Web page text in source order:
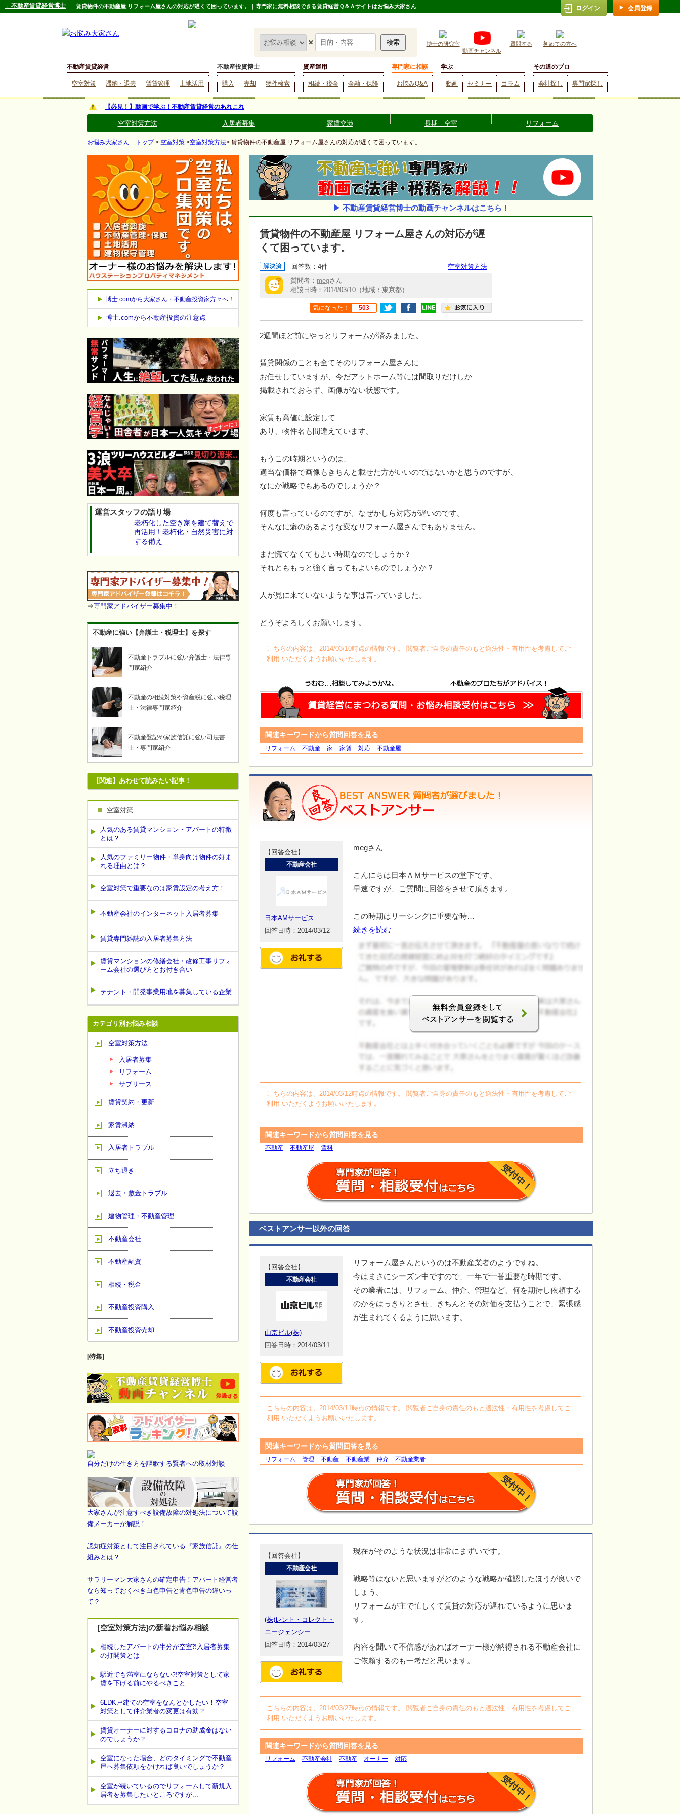
賃貸物件の不動産屋 リフォーム屋さんの対応が遅くて困っています。｜専門家に無料相談できる賃貸経営Ｑ＆Ａサイトはお悩み大家さん
×
博士の研究室
動画チャンネル
質問する 初めての方へ
不動産賃貸経営
空室対策 滞納・退去 賃貸管理 土地活用
不動産投資博士
購入 売却 物件検索
資産運用
相続・税金 金融・保険
専門家に相談
お悩みQ&A
学ぶ
動画 セミナー コラム
その道のプロ
会社探し 専門家探し
←不動産賃貸経営博士 ログイン 会員登録
【必見！】動画で学ぶ！不動産賃貸経営のあれこれ
空室対策方法 入居者募集 家賃交渉 長期 空室 リフォーム
お悩み大家さん トップ> 空室対策 >空室対策方法> 賃貸物件の不動産屋 リフォーム屋さんの対応が遅くて困っています。
▶ 不動産賃貸経営博士の動画チャンネルはこちら！
賃貸物件の不動産屋 リフォーム屋さんの対応が遅
くて困っています。
回答数：4件
空室対策方法
質問者： megさん
相談日時：2014/03/10（地域：東京都）
気になった！ 503
2週間ほど前にやっとリフォームが済みました。
賃貸関係のことも全てそのリフォーム屋さんに
お任せしていますが、今だアットホーム等には間取りだけしか
掲載されておらず、画像がない状態です。
家賃も高値に設定して
あり、物件名も間違えています。
もうこの時期というのは、
適当な価格で画像もきちんと載せた方がいいのではないかと思うのですが、
なにか戦略でもあるのでしょうか？
何度も言っているのですが、なぜかしら対応が遅いのです。
そんなに癖のあるような変なリフォーム屋さんでもありません。
まだ慌てなくてもよい時期なのでしょうか？
それとももっと強く言ってもよいものでしょうか？
人が見に来ていないような事は言っていました。
どうぞよろしくお願いします。
こちらの内容は、2014/03/10時点の情報です。 閲覧者ご自身の責任のもと適法性・有用性を考慮してご
利用 いただくようお願いいたします。
関連キーワードから質問回答を見る
リフォーム 不動産 家 家賃 対応 不動産屋
【回答会社】
不動産会社
日本AMサービス
回答日時：2014/03/12
megさん
こんにちは日本ＡＭサービスの堂下です。
早速ですが、ご質問に回答をさせて頂きます。
この時期はリーシングに重要な時…
続きを読む
ログイン
こちらの内容は、2014/03/12時点の情報です。 閲覧者ご自身の責任のもと適法性・有用性を考慮してご
利用 いただくようお願いいたします。
関連キーワードから質問回答を見る
不動産 不動産屋 賃料
ベストアンサー以外の回答
【回答会社】
不動産会社
山京ビル(株)
回答日時：2014/03/11
リフォーム屋さんというのは不動産業者のようですね。
今はまさにシーズン中ですので、一年で一番重要な時期です。
その業者には、リフォーム、仲介、管理など、何を期待し依頼する
のかをはっきりとさせ、きちんとその対価を支払うことで、緊張感
が生まれてくるように思います。
こちらの内容は、2014/03/11時点の情報です。 閲覧者ご自身の責任のもと適法性・有用性を考慮してご
利用 いただくようお願いいたします。
関連キーワードから質問回答を見る
リフォーム 管理 不動産 不動産業 仲介 不動産業者
【回答会社】
不動産会社
(株)レント・コレクト・
エージェンシー
回答日時：2014/03/27
現在がそのような状況は非常にまずいです。
戦略等はないと思いますがどのような戦略か確認したほうが良いで
しょう。
リフォームが主で忙しくて賃貸の対応が遅れているように思いま
す。
内容を聞いて不信感があればオーナー様が納得される不動産会社に
ご依頼するのも一考だと思います。
こちらの内容は、2014/03/27時点の情報です。 閲覧者ご自身の責任のもと適法性・有用性を考慮してご
利用 いただくようお願いいたします。
関連キーワードから質問回答を見る
リフォーム 不動産会社 不動産 オーナー 対応
博士.comから大家さん・不動産投資家方々へ！
博士.comから不動産投資の注意点
運営スタッフの語り場
老朽化した空き家を建て替えで
再活用！老朽化・自然災害に対
する備え
⇒専門家アドバイザー募集中！
不動産に強い【弁護士・税理士】を探す
不動産トラブルに強い弁護士・法律専
門家紹介
不動産の相続対策や資産税に強い税理
士・法律専門家紹介
不動産登記や家族信託に強い司法書
士・専門家紹介
【関連】あわせて読みたい記事！
空室対策
人気のある賃貸マンション・アパートの特徴
とは？
人気のファミリー物件・単身向け物件の好ま
れる理由とは？
空室対策で重要なのは家賃設定の考え方！
不動産会社のインターネット入居者募集
賃貸専門雑誌の入居者募集方法
賃貸マンションの修繕会社・改修工事リフォ
ーム会社の選び方とお付き合い
テナント・開発事業用地を募集している企業
カテゴリ別お悩み相談
空室対策方法
入居者募集
リフォーム
サブリース
賃貸契約・更新
家賃滞納
入居者トラブル
立ち退き
退去・敷金トラブル
建物管理・不動産管理
不動産会社
不動産融資
相続・税金
不動産投資購入
不動産投資売却
[特集]
自分だけの生き方を謳歌する賢者への取材対談
大家さんが注意すべき設備故障の対処法について設
備メーカーが解説！
認知症対策として注目されている『家族信託』の仕
組みとは？
サラリーマン大家さんの確定申告！アパート経営者
なら知っておくべき白色申告と青色申告の違いっ
て？
[空室対策方法]の新着お悩み相談
相続したアパートの半分が空室⁈入居者募集
の打開策とは
駅近でも満室にならない⁈空室対策として家
賃を下げる前にやるべきこと
6LDK戸建ての空室をなんとかしたい！空室
対策として仲介業者の変更は有効？
賃貸オーナーに対するコロナの助成金はない
のでしょうか？
空室になった場合、どのタイミングで不動産
屋へ募集依頼をかければ良いでしょうか？
空室が続いているのでリフォームして新規入
居者を募集したいところですが...